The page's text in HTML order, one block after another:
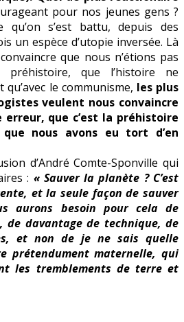
pour nos jeunes gens ?
qu’on s’est battu, depuis des
un espèce d’utopie inversée. Là
que nous n’étions pas
que l’histoire ne
le communisme, les plus
veulent nous convaincre
erreur, que c’est la préhistoire
nous avons eu tort d’en
d’André Comte-Sponville qui
: « Sauver la planète ? C’est
et la seule façon de sauver
aurons besoin pour cela de
de davantage de technique, de
et non de je ne sais quelle
prétendument maternelle, qui
les tremblements de terre et